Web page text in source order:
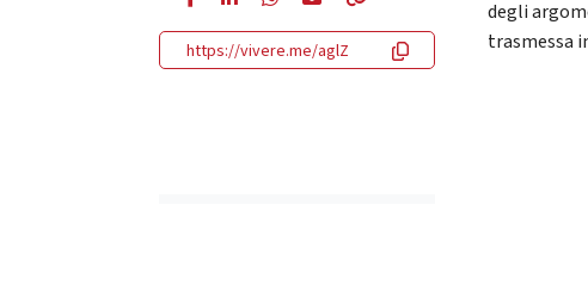
https://vivere.me/aglZ
degli
trasmessa